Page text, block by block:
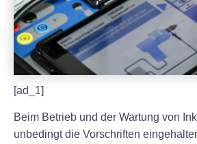
[ad_1]
Beim Betrieb und der Wartung von
unbedingt die Vorschriften